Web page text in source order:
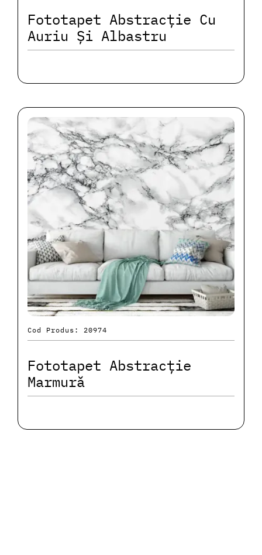
Fototapet Abstracție Cu
Auriu Și Albastru
Cod Produs: 20974
Fototapet Abstracție
Marmură